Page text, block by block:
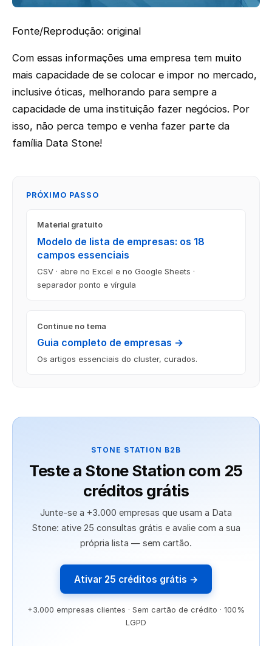
Fonte/Reprodução: original
Com essas informações uma empresa tem muito
mais capacidade de se colocar e impor no mercado,
inclusive óticas, melhorando para sempre a
capacidade de uma instituição fazer negócios. Por
isso, não perca tempo e venha fazer parte da
família Data Stone!
PRÓXIMO PASSO
Material gratuito
Modelo de lista de empresas: os 18
campos essenciais
CSV · abre no Excel e no Google Sheets ·
separador ponto e vírgula
Continue no tema
Guia completo de empresas →
Os artigos essenciais do cluster, curados.
STONE STATION B2B
Teste a Stone Station com 25
créditos grátis
Junte-se a +3.000 empresas que usam a Data
Stone: ative 25 consultas grátis e avalie com a sua
própria lista — sem cartão.
Ativar 25 créditos grátis →
+3.000 empresas clientes · Sem cartão de crédito · 100%
LGPD